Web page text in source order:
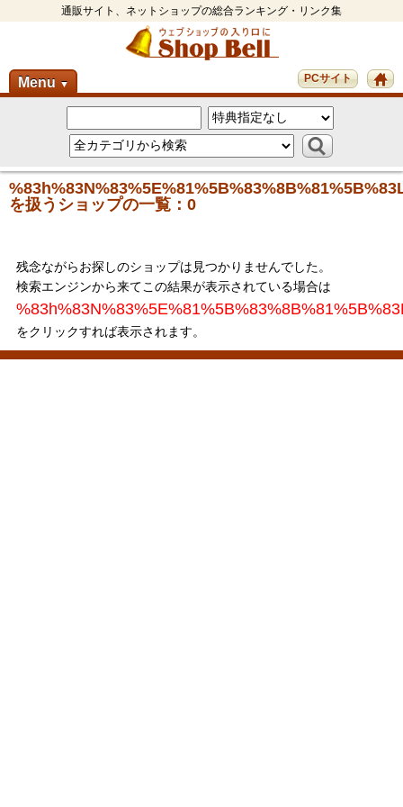
通販サイト、ネットショップの総合ランキング・リンク集
Menu ▼ PCサイト
を扱うショップの一覧：0
残念ながらお探しのショップは見つかりませんでした。
検索エンジンから来てこの結果が表示されている場合は
をクリックすれば表示されます。